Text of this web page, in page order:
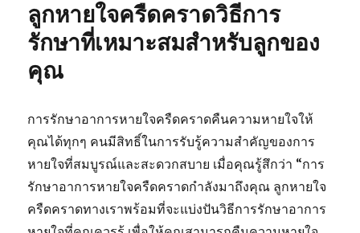
ลูกหายใจครืดคราดวิธีการ
รักษาที่เหมาะสมสำหรับลูกของ
คุณ
การรักษาอาการหายใจครืดคราดคืนความหายใจให้
คุณได้ทุกๆ คนมีสิทธิ์ในการรับรู้ความสำคัญของการ
หายใจที่สมบูรณ์และสะดวกสบาย เมื่อคุณรู้สึกว่า “การ
รักษาอาการหายใจครืดคราดกำลังมาถึงคุณ ลูกหายใจ
ครืดคราดทางเราพร้อมที่จะแบ่งปันวิธีการรักษาอาการ